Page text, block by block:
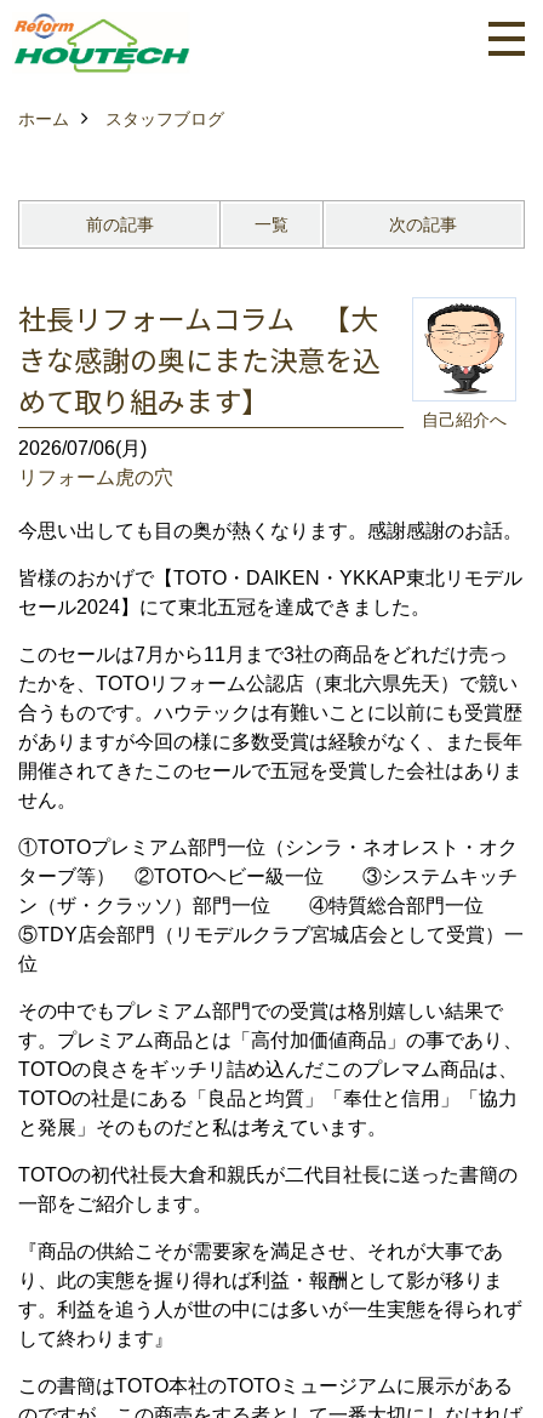
ホーム スタッフブログ
前の記事 一覧 次の記事
自己紹介へ
社長リフォームコラム 【大
きな感謝の奥にまた決意を込
めて取り組みます】
2026/07/06(月)
リフォーム虎の穴
今思い出しても目の奥が熱くなります。感謝感謝のお話。
皆様のおかげで【TOTO・DAIKEN・YKKAP東北リモデル
セール2024】にて東北五冠を達成できました。
このセールは7月から11月まで3社の商品をどれだけ売っ
たかを、TOTOリフォーム公認店（東北六県先天）で競い
合うものです。ハウテックは有難いことに以前にも受賞歴
がありますが今回の様に多数受賞は経験がなく、また長年
開催されてきたこのセールで五冠を受賞した会社はありま
せん。
①TOTOプレミアム部門一位（シンラ・ネオレスト・オク
ターブ等） ②TOTOヘビー級一位 ③システムキッチ
ン（ザ・クラッソ）部門一位 ④特質総合部門一位
⑤TDY店会部門（リモデルクラブ宮城店会として受賞）一
位
その中でもプレミアム部門での受賞は格別嬉しい結果で
す。プレミアム商品とは「高付加価値商品」の事であり、
TOTOの良さをギッチリ詰め込んだこのプレマム商品は、
TOTOの社是にある「良品と均質」「奉仕と信用」「協力
と発展」そのものだと私は考えています。
TOTOの初代社長大倉和親氏が二代目社長に送った書簡の
一部をご紹介します。
『商品の供給こそが需要家を満足させ、それが大事であ
り、此の実態を握り得れば利益・報酬として影が移りま
す。利益を追う人が世の中には多いが一生実態を得られず
して終わります』
この書簡はTOTO本社のTOTOミュージアムに展示がある